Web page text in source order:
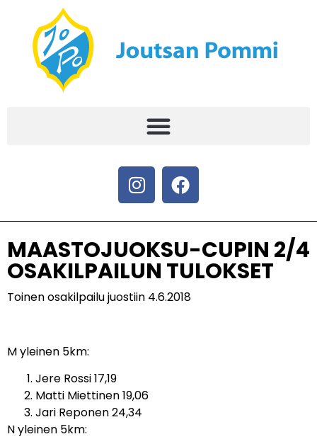
MAASTOJUOKSU-CUPIN 2/4
OSAKILPAILUN TULOKSET
Toinen osakilpailu juostiin 4.6.2018
M yleinen 5km:
Jere Rossi 17,19
Matti Miettinen 19,06
Jari Reponen 24,34
N yleinen 5km: